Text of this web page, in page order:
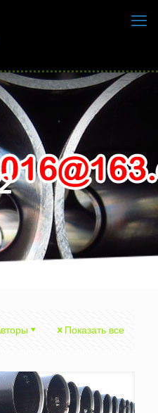
Показать все